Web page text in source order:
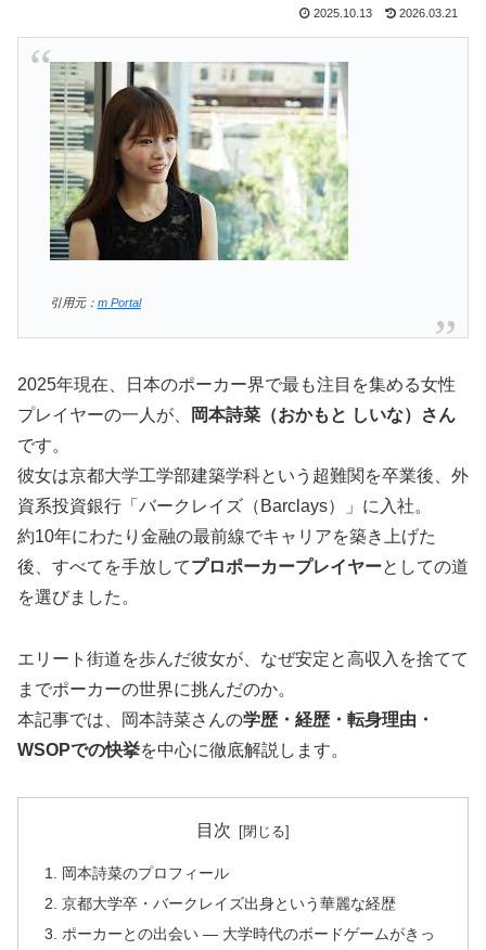
2025.10.13 2026.03.21
引用元： m Portal
2025年現在、日本のポーカー界で最も注目を集める女性
プレイヤーの一人が、
岡本詩菜（おかもと しいな）さん
です。
彼女は京都大学工学部建築学科という超難関を卒業後、外
資系投資銀行「バークレイズ（Barclays）」に入社。
約10年にわたり金融の最前線でキャリアを築き上げた
後、すべてを手放してプロポーカープレイヤーとしての道
を選びました。
エリート街道を歩んだ彼女が、なぜ安定と高収入を捨てて
までポーカーの世界に挑んだのか。
本記事では、岡本詩菜さんの学歴・経歴・転身理由・
WSOPでの快挙を中心に徹底解説します。
目次
岡本詩菜のプロフィール
京都大学卒・バークレイズ出身という華麗な経歴
ポーカーとの出会い ― 大学時代のボードゲームがきっ